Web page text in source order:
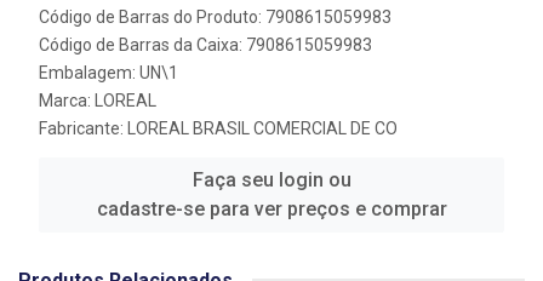
Código de Barras do Produto: 7908615059983
Código de Barras da Caixa: 7908615059983
Embalagem: UN\1
Marca:
LOREAL
Fabricante:
LOREAL BRASIL COMERCIAL DE CO
Faça seu login ou
cadastre-se para ver preços e comprar